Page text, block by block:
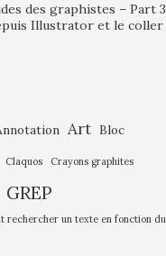
des graphistes – Part
Illustrator et le coller
Art Bloc
Claquos Crayons graphites
GREP
rechercher un texte en fonction du